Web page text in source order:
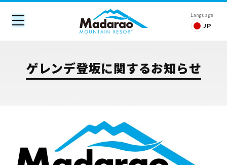
Language
JP
ゲレンデ登坂に関するお知らせ